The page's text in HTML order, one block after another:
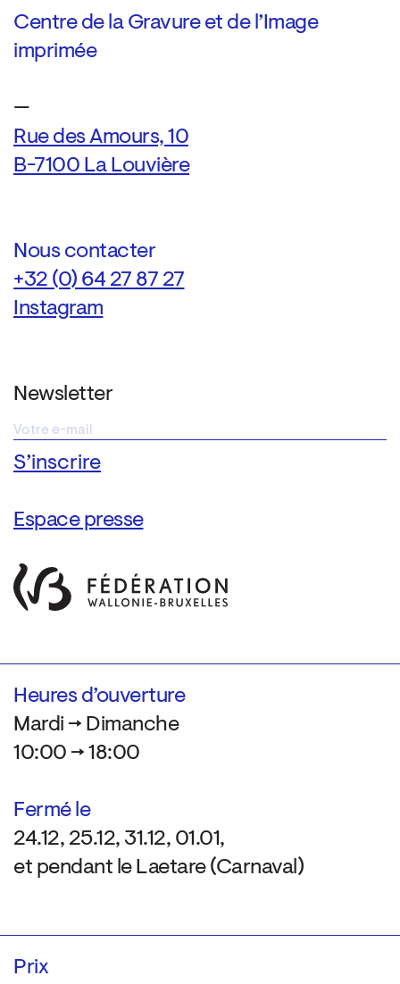
Centre de la Gravure et de l’Image
imprimée
—
Rue des Amours, 10
B-7100 La Louvière
Nous contacter
+32 (0) 64 27 87 27
Instagram
Newsletter
Espace presse
Heures d’ouverture
Mardi → Dimanche
10:00 → 18:00
Fermé le
24.12, 25.12, 31.12, 01.01,
et pendant le Laetare (Carnaval)
Prix